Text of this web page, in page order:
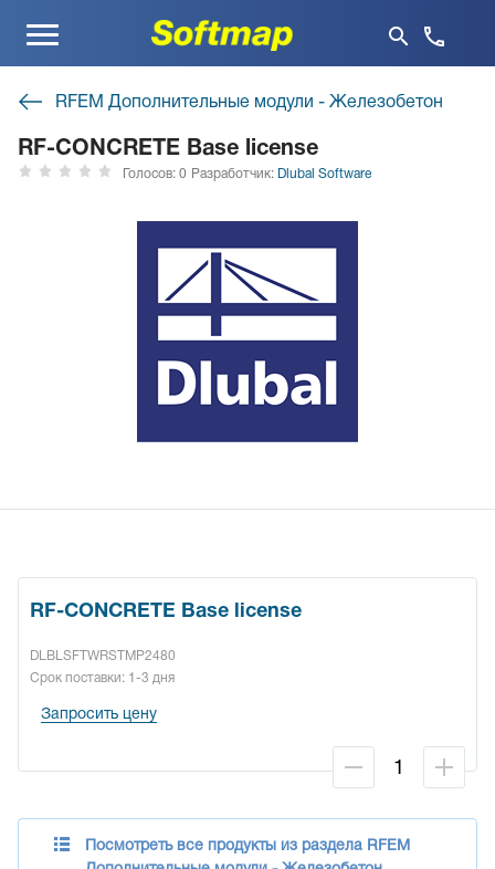
Меню
RFEM Дополнительные модули - Железобетон
RF-CONCRETE Base license
Голосов: 0 Разработчик: Dlubal Software
RF-CONCRETE Base license
DLBLSFTWRSTMP2480
Срок поставки: 1-3 дня
Запросить цену
Посмотреть все продукты из раздела RFEM